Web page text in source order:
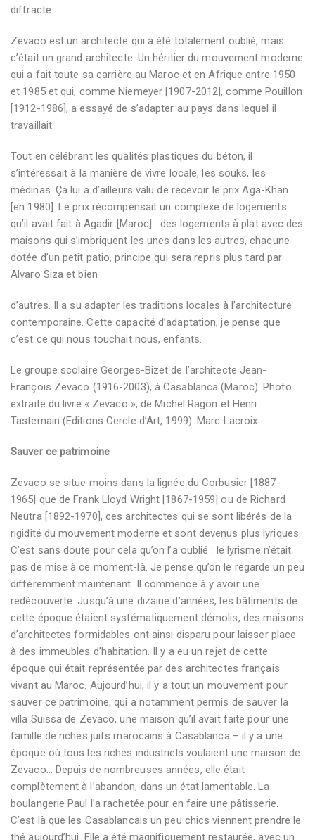
diffracte.
Zevaco est un architecte qui a été totalement oublié, mais
c’était un grand architecte. Un héritier du mouvement moderne
qui a fait toute sa carrière au Maroc et en Afrique entre 1950
et 1985 et qui, comme Niemeyer [1907-2012], comme Pouillon
[1912-1986], a essayé de s’adapter au pays dans lequel il
travaillait.
Tout en célébrant les qualités plastiques du béton, il
s’intéressait à la manière de vivre locale, les souks, les
médinas. Ça lui a d’ailleurs valu de recevoir le prix Aga-Khan
[en 1980]. Le prix récompensait un complexe de logements
qu’il avait fait à Agadir [Maroc] : des logements à plat avec des
maisons qui s’imbriquent les unes dans les autres, chacune
dotée d’un petit patio, principe qui sera repris plus tard par
Alvaro Siza et bien
d’autres. Il a su adapter les traditions locales à l’architecture
contemporaine. Cette capacité d’adaptation, je pense que
c’est ce qui nous touchait nous, enfants.
Le groupe scolaire Georges-Bizet de l’architecte Jean-
François Zevaco (1916-2003), à Casablanca (Maroc). Photo
extraite du livre « Zevaco », de Michel Ragon et Henri
Tastemain (Editions Cercle d’Art, 1999). Marc Lacroix
Sauver ce patrimoine
Zevaco se situe moins dans la lignée du Corbusier [1887-
1965] que de Frank Lloyd Wright [1867-1959] ou de Richard
Neutra [1892-1970], ces architectes qui se sont libérés de la
rigidité du mouvement moderne et sont devenus plus lyriques.
C’est sans doute pour cela qu’on l’a oublié : le lyrisme n’était
pas de mise à ce moment-là. Je pense qu’on le regarde un peu
différemment maintenant. Il commence à y avoir une
redécouverte. Jusqu’à une dizaine d’années, les bâtiments de
cette époque étaient systématiquement démolis, des maisons
d’architectes formidables ont ainsi disparu pour laisser place
à des immeubles d’habitation. Il y a eu un rejet de cette
époque qui était représentée par des architectes français
vivant au Maroc. Aujourd’hui, il y a tout un mouvement pour
sauver ce patrimoine, qui a notamment permis de sauver la
villa Suissa de Zevaco, une maison qu’il avait faite pour une
famille de riches juifs marocains à Casablanca – il y a une
époque où tous les riches industriels voulaient une maison de
Zevaco… Depuis de nombreuses années, elle était
complètement à l’abandon, dans un état lamentable. La
boulangerie Paul l’a rachetée pour en faire une pâtisserie.
C’est là que les Casablancais un peu chics viennent prendre le
thé aujourd’hui. Elle a été magnifiquement restaurée, avec un